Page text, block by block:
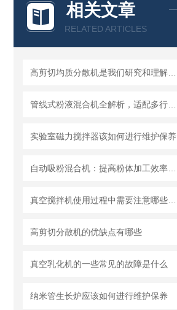
相关文章
RELATED ARTICLES
实验室磁力搅拌器该如何进行维护保养
高剪切分散机的优缺点有哪些
真空乳化机的一些常见的故障是什么
纳米管生长炉应该如何进行维护保养